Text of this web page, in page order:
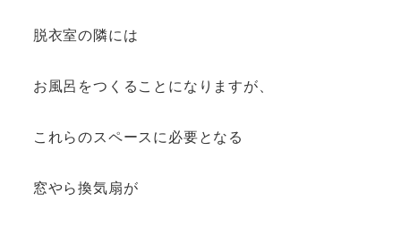
脱衣室の隣には
お風呂をつくることになりますが、
これらのスペースに必要となる
窓やら換気扇が